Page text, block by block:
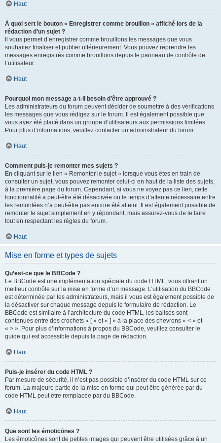
Haut
À quoi sert le bouton « Enregistrer comme brouillon » affiché lors de la
rédaction d’un sujet ?
Il vous permet d’enregistrer comme brouillons les messages que vous
souhaitez finaliser et publier ultérieurement. Vous pouvez reprendre les
messages enregistrés comme brouillons depuis le panneau de contrôle de
l’utilisateur.
Haut
Pourquoi mon message a-t-il besoin d’être approuvé ?
Les administrateurs du forum peuvent décider de soumettre à des vérifications
les messages que vous rédigez sur le forum. Il est également possible que
vous ayez été placé dans un groupe d’utilisateurs aux permissions limitées.
Pour plus d’informations, veuillez contacter un administrateur du forum.
Haut
Comment puis-je remonter mes sujets ?
En cliquant sur le lien « Remonter le sujet » lorsque vous êtes en train de
consulter un sujet, vous pouvez remonter celui-ci en haut de la liste des sujets,
à la première page du forum. Cependant, si vous ne voyez pas ce lien, cette
fonctionnalité a peut-être été désactivée ou le temps d’attente nécessaire entre
les remontées n’a peut-être pas encore été atteint. Il est également possible de
remonter le sujet simplement en y répondant, mais assurez-vous de le faire
tout en respectant les règles du forum.
Haut
Mise en forme et types de sujets
Qu’est-ce que le BBCode ?
Le BBCode est une implémentation spéciale du code HTML, vous offrant un
meilleur contrôle sur la mise en forme d’un message. L’utilisation du BBCode
est déterminée par les administrateurs, mais il vous est également possible de
la désactiver sur chaque message depuis le formulaire de rédaction. Le
BBCode est similaire à l’architecture du code HTML, les balises sont
contenues entre des crochets « [ » et « ] » à la place des chevrons « < » et
« > ». Pour plus d’informations à propos du BBCode, veuillez consulter le
guide qui est accessible depuis la page de rédaction.
Haut
Puis-je insérer du code HTML ?
Par mesure de sécurité, il n’est pas possible d’insérer du code HTML sur ce
forum. La majeure partie de la mise en forme qui peut être générée par du
code HTML peut être remplacée par du BBCode.
Haut
Que sont les émoticônes ?
Les émoticônes sont de petites images qui peuvent être utilisées grâce à un